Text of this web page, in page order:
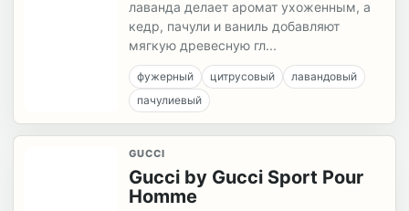
лаванда делает аромат ухоженным, а
кедр, пачули и ваниль добавляют
мягкую древесную гл...
фужерный цитрусовый
лавандовый
пачулиевый
GUCCI
Gucci by Gucci Sport Pour
Homme